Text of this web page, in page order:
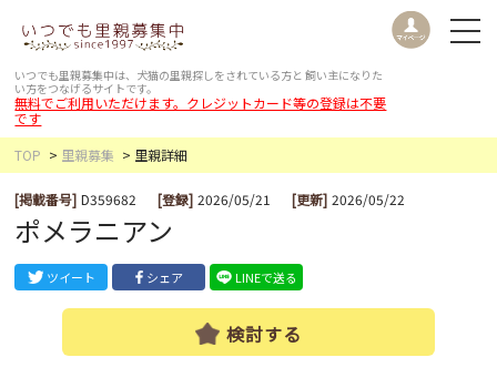
いつでも里親募集中は、犬猫の里親探しをされている方と 飼い主になりた
い方をつなげるサイトです。
無料でご利用いただけます。クレジットカード等の登録は不要
です
TOP
里親募集 里親詳細
[掲載番号] D359682 [登録] 2026/05/21 [更新] 2026/05/22
ポメラニアン
ツイート シェア LINEで送る
検討する